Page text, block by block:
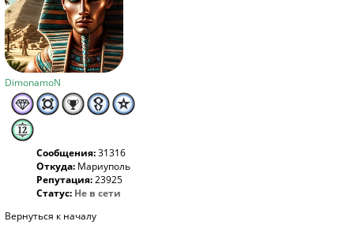
DimonamoN
Сообщения:31316
Откуда: Мариуполь
Репутация:23925
Статус: Не в сети
Вернуться к началу